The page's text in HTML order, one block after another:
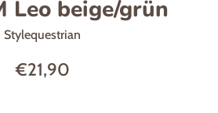
Leo beige/grün
Stylequestrian
Normaler
€21,90